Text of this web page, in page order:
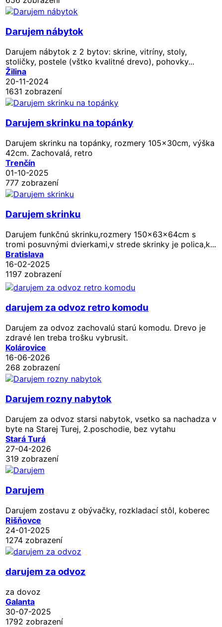
Darujem nábytok
Darujem nábytok z 2 bytov: skrine, vitríny, stoly,
stoličky, postele (vštko kvalitné drevo), pohovky...
Žilina
20-11-2024
1631 zobrazení
Darujem skrinku na topánky
Darujem skrinku na topánky, rozmery 105x30cm, výška
42cm. Zachovalá, retro
Trenčín
01-10-2025
777 zobrazení
Darujem skrinku
Darujem funkčnú skrinku,rozmery 150x63x64cm s
tromi posuvnými dvierkami,v strede skrinky je polica,k...
Bratislava
16-02-2025
1197 zobrazení
darujem za odvoz retro komodu
Darujem za odvoz zachovalú starú komodu. Drevo je
zdravé len treba trošku vybrusit.
Kolárovice
16-06-2026
268 zobrazení
Darujem rozny nabytok
Darujem za odvoz starsi nabytok, vsetko sa nachadza v
byte na Starej Turej, 2.poschodie, bez vytahu
Stará Turá
27-04-2026
319 zobrazení
Darujem
Darujem zostavu z obývačky, rozkladací stôl, koberec
Rišňovce
24-01-2025
1274 zobrazení
darujem za odvoz
za dovoz
Galanta
30-07-2025
1792 zobrazení